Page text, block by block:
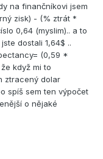
na finančníkovi jsem
zisk) - (% ztrát *
0,64 (myslim).. a to
dostali 1,64$ ..
(0,59 *
když mi to
ztracený dolar
spíš sem ten výpočet
o nějaké